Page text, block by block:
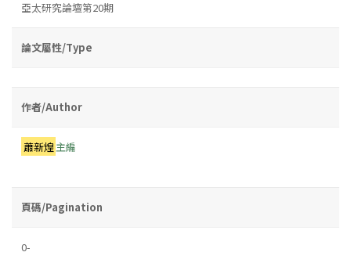
亞太研究論壇第20期
論文屬性/Type
作者/Author
蕭新煌主編
頁碼/Pagination
0-